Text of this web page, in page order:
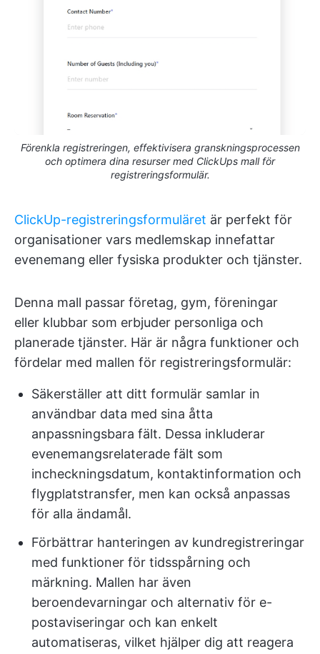
Förenkla registreringen, effektivisera granskningsprocessen
och optimera dina resurser med ClickUps mall för
registreringsformulär.
ClickUp-registreringsformuläret är perfekt för
organisationer vars medlemskap innefattar
evenemang eller fysiska produkter och tjänster.
Denna mall passar företag, gym, föreningar
eller klubbar som erbjuder personliga och
planerade tjänster. Här är några funktioner och
fördelar med mallen för registreringsformulär:
Säkerställer att ditt formulär samlar in
användbar data med sina åtta
anpassningsbara fält. Dessa inkluderar
evenemangsrelaterade fält som
incheckningsdatum, kontaktinformation och
flygplatstransfer, men kan också anpassas
för alla ändamål.
Förbättrar hanteringen av kundregistreringar
med funktioner för tidsspårning och
märkning. Mallen har även
beroendevarningar och alternativ för e-
postaviseringar och kan enkelt
automatiseras, vilket hjälper dig att reagera